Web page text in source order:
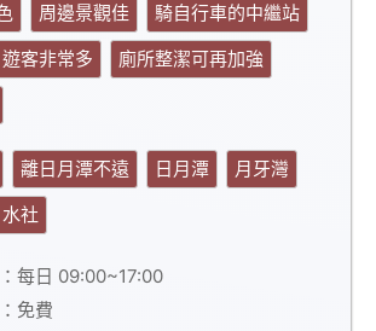
周邊景觀佳
騎自行車的中繼站
遊客非常多
廁所整潔可再加強
離日月潭不遠 日月潭
月牙灣
水社
每日 09:00~17:00
免費